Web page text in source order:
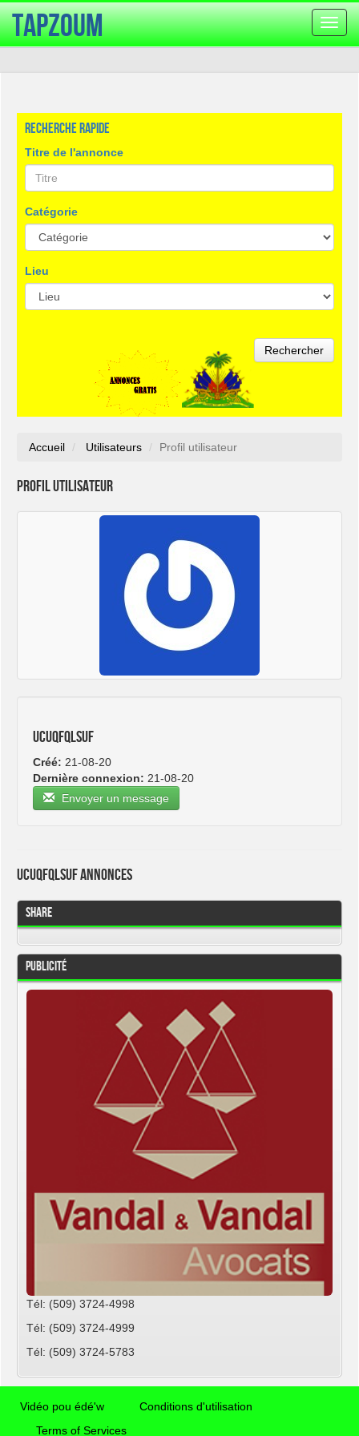
la
TapZoum
Recherche rapide
Titre de l'annonce
Catégorie
Lieu
Rechercher
Accueil Utilisateurs Profil utilisateur
Profil utilisateur
ucuqfqlsuf
Créé: 21-08-20
Dernière connexion: 21-08-20
Envoyer un message
ucuqfqlsuf Annonces
Share
Publicité
Tél: (509) 3724-4998
Tél: (509) 3724-4999
Tél: (509) 3724-5783
Vidéo pou édé'w
Conditions d'utilisation
Terms of Services